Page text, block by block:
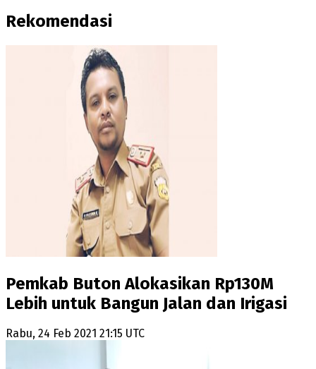
Rekomendasi
Pemkab Buton Alokasikan Rp130M
Lebih untuk Bangun Jalan dan Irigasi
Rabu, 24 Feb 2021 21:15 UTC